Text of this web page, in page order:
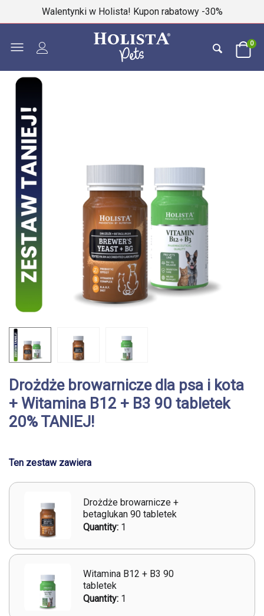
Walentynki w Holista! Kupon rabatowy -30%
0
Drożdże browarnicze dla psa i kota
+ Witamina B12 + B3 90 tabletek
20% TANIEJ!
Ten zestaw zawiera
Drożdże browarnicze +
betaglukan 90 tabletek
Quantity: 1
Witamina B12 + B3 90
tabletek
Quantity: 1